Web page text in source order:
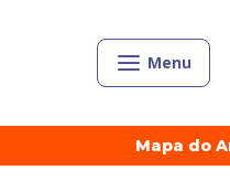
Menu
Mapa do